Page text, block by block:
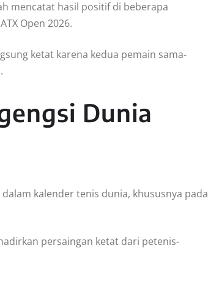
mencatat hasil positif di beberapa
Open 2026.
ketat karena kedua pemain sama-
Dunia
kalender tenis dunia, khususnya pada
persaingan ketat dari petenis-